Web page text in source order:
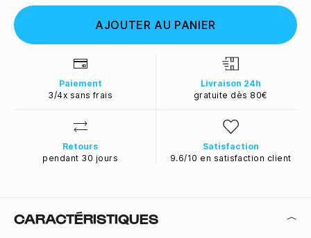
AJOUTER AU PANIER
Paiement
3/4x sans frais
Livraison 24h
gratuite dès 80€
Retours
pendant 30 jours
Satisfaction
9.6/10 en satisfaction client
CARACTÉRISTIQUES